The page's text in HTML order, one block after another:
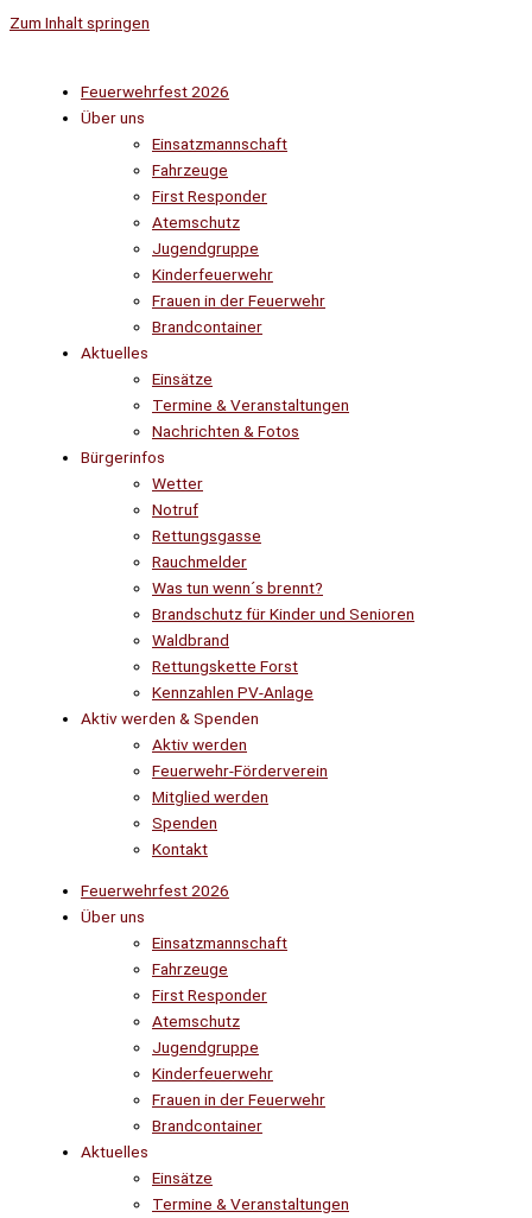
Zum Inhalt springen
Feuerwehrfest 2026
Über uns
Einsatzmannschaft
Fahrzeuge
First Responder
Atemschutz
Jugendgruppe
Kinderfeuerwehr
Frauen in der Feuerwehr
Brandcontainer
Aktuelles
Einsätze
Termine & Veranstaltungen
Nachrichten & Fotos
Bürgerinfos
Wetter
Notruf
Rettungsgasse
Rauchmelder
Was tun wenn´s brennt?
Brandschutz für Kinder und Senioren
Waldbrand
Rettungskette Forst
Kennzahlen PV-Anlage
Aktiv werden & Spenden
Aktiv werden
Feuerwehr-Förderverein
Mitglied werden
Spenden
Kontakt
Feuerwehrfest 2026
Über uns
Einsatzmannschaft
Fahrzeuge
First Responder
Atemschutz
Jugendgruppe
Kinderfeuerwehr
Frauen in der Feuerwehr
Brandcontainer
Aktuelles
Einsätze
Termine & Veranstaltungen